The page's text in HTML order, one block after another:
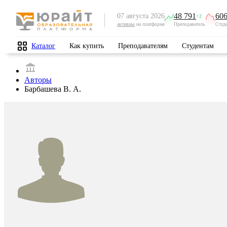
07 августа 2026
активны на платформе
48 791 +2
Преподаватель
Каталог Как купить Преподавателям Студентам
Авторы
Барбашева В. А.